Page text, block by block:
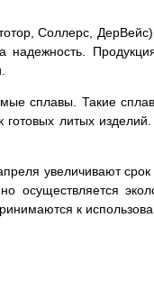
Соллерс,
сплавы. Такие
литых
увеличивают
осуществляется
к